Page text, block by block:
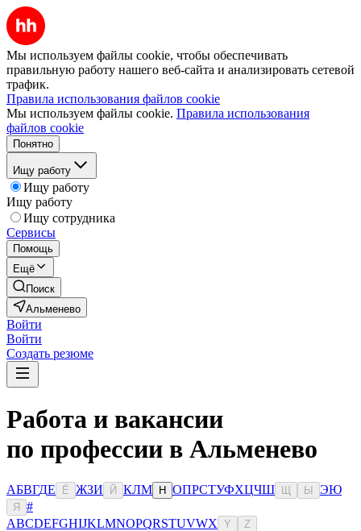
Мы используем файлы cookie, чтобы обеспечивать
правильную работу нашего веб-сайта и анализировать сетевой
трафик.
Правила использования файлов cookie
Мы используем файлы cookie. Правила использования
файлов cookie
Понятно
Ищу работу
Ищу работу
Ищу работу
Ищу сотрудника
Сервисы
Помощь
Ещё
Поиск
Альменево
Войти
Войти
Создать резюме
Работа и вакансии
по профессии в Альменево
АБВГДЕ Ё ЖЗИ Й КЛМ Н ОПРСТУФХЦЧШ Ы ЭЮ
Я
#
ABCDEFGHIJKLMNOPQRSTUVWX Y Z